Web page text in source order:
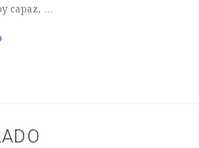
capaz, …